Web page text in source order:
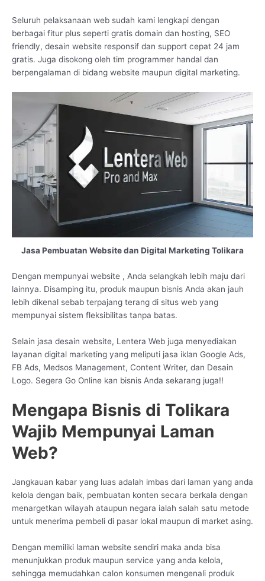
Seluruh pelaksanaan web sudah kami lengkapi dengan
berbagai fitur plus seperti gratis domain dan hosting, SEO
friendly, desain website responsif dan support cepat 24 jam
gratis. Juga disokong oleh tim programmer handal dan
berpengalaman di bidang website maupun digital marketing.
Jasa Pembuatan Website dan Digital Marketing Tolikara
Dengan mempunyai website , Anda selangkah lebih maju dari
lainnya. Disamping itu, produk maupun bisnis Anda akan jauh
lebih dikenal sebab terpajang terang di situs web yang
mempunyai sistem fleksibilitas tanpa batas.
Selain jasa desain website, Lentera Web juga menyediakan
layanan digital marketing yang meliputi jasa iklan Google Ads,
FB Ads, Medsos Management, Content Writer, dan Desain
Logo. Segera Go Online kan bisnis Anda sekarang juga!!
Mengapa Bisnis di Tolikara
Wajib Mempunyai Laman
Web?
Jangkauan kabar yang luas adalah imbas dari laman yang anda
kelola dengan baik, pembuatan konten secara berkala dengan
menargetkan wilayah ataupun negara ialah salah satu metode
untuk menerima pembeli di pasar lokal maupun di market asing.
Dengan memiliki laman website sendiri maka anda bisa
menunjukkan produk maupun service yang anda kelola,
sehingga memudahkan calon konsumen mengenali produk